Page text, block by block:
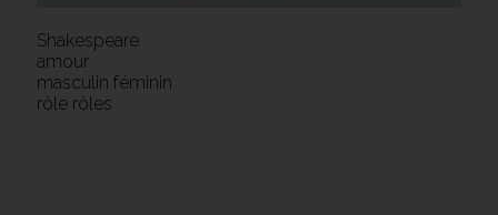
Shakespeare
amour
masculin féminin
rôle rôles